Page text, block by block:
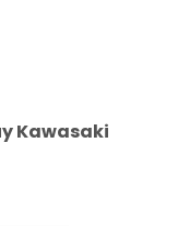
Kawasaki